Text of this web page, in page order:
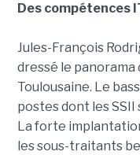
Des compétences
Jules-François
dressé le panorama
Toulousaine. Le
postes dont les
La forte
les sous-traitants